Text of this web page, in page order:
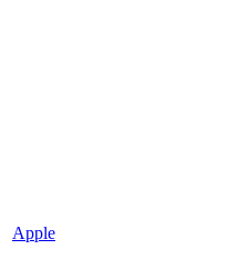
Apple